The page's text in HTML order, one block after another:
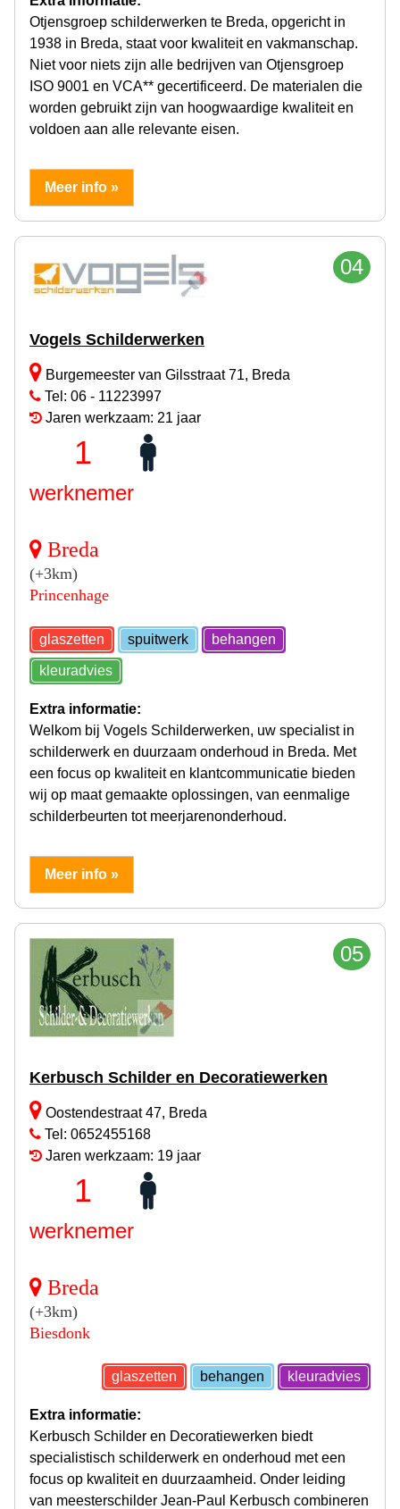
Otjensgroep schilderwerken te Breda, opgericht in
1938 in Breda, staat voor kwaliteit en vakmanschap.
Niet voor niets zijn alle bedrijven van Otjensgroep
ISO 9001 en VCA** gecertificeerd. De materialen die
worden gebruikt zijn van hoogwaardige kwaliteit en
voldoen aan alle relevante eisen.
Meer info »
04
Vogels Schilderwerken
Burgemeester van Gilsstraat 71, Breda
Tel: 06 - 11223997
Jaren werkzaam: 21 jaar
1
werknemer
Breda
(+3km)
Princenhage
glaszetten spuitwerk behangen
kleuradvies
Extra informatie:
Welkom bij Vogels Schilderwerken, uw specialist in
schilderwerk en duurzaam onderhoud in Breda. Met
een focus op kwaliteit en klantcommunicatie bieden
wij op maat gemaakte oplossingen, van eenmalige
schilderbeurten tot meerjarenonderhoud.
Meer info »
05
Kerbusch Schilder en Decoratiewerken
Oostendestraat 47, Breda
Tel: 0652455168
Jaren werkzaam: 19 jaar
1
werknemer
Breda
(+3km)
Biesdonk
glaszetten behangen kleuradvies
Extra informatie:
Kerbusch Schilder en Decoratiewerken biedt
specialistisch schilderwerk en onderhoud met een
focus op kwaliteit en duurzaamheid. Onder leiding
van meesterschilder Jean-Paul Kerbusch combineren